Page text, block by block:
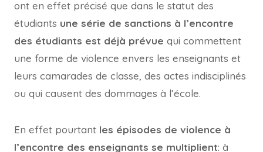
ont en effet précisé que dans le statut des
étudiants une série de sanctions à l’encontre
des étudiants est déjà prévue qui commettent
une forme de violence envers les enseignants et
leurs camarades de classe, des actes indisciplinés
ou qui causent des dommages à l’école.
En effet pourtant les épisodes de violence à
l’encontre des enseignants se multiplient: à